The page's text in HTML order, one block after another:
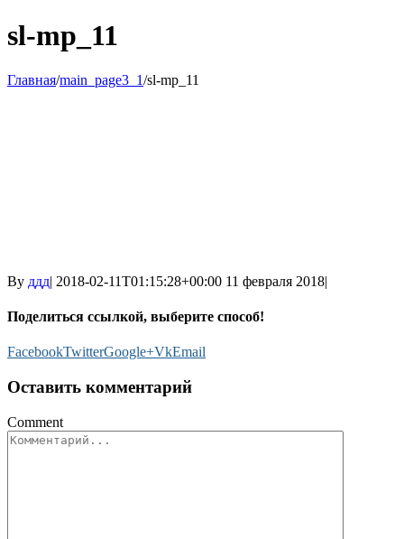
sl-mp_11
Главная/main_page3_1/sl-mp_11
By ддд| 2018-02-11T01:15:28+00:00 11 февраля 2018|
Поделиться ссылкой, выберите способ!
FacebookTwitterGoogle+VkEmail
Оставить комментарий
Comment